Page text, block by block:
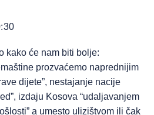
kako će nam biti bolje:
prozvaćemo naprednijim
dijete”, nestajanje nacije
izdaju Kosova “udaljavanjem
a umesto ulizištvom ili čak